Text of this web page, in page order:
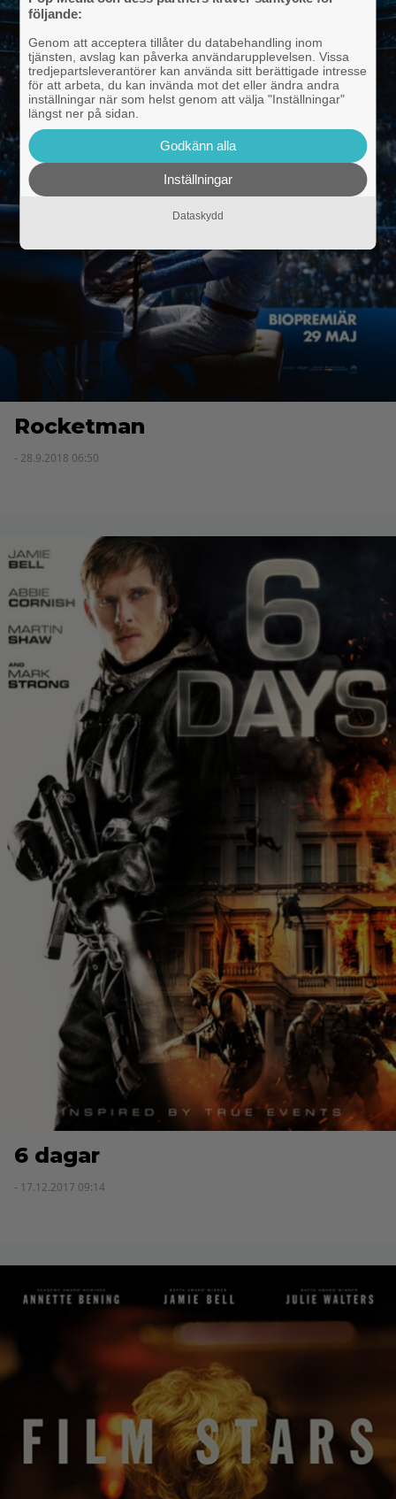
Rocketman
- 28.9.2018 06:50
6 dagar
- 17.12.2017 09:14
följande:
Genom att acceptera tillåter du databehandling inom
tjänsten, avslag kan påverka användarupplevelsen. Vissa
tredjepartsleverantörer kan använda sitt berättigade intresse
för att arbeta, du kan invända mot det eller ändra andra
inställningar när som helst genom att välja "Inställningar"
längst ner på sidan.
Godkänn alla
Inställningar
Dataskydd